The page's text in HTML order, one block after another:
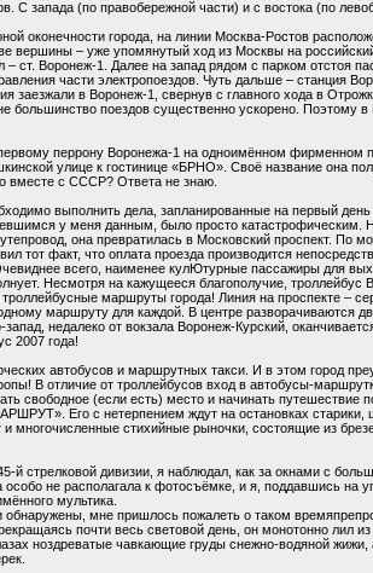
С запада (по правобережной части) и с востока (по
оконечности города, на линии Москва-Ростов
вершины – уже упомянутый ход из Москвы на
– ст. Воронеж-1. Далее на запад рядом с парком отстоя
части электропоездов. Чуть дальше – станция
заезжали в Воронеж-1, свернув с главного хода в
большинство поездов существенно ускорено. Поэтому
перрону Воронежа-1 на одноимённом фирменном
улице к гостинице «БРНО». Своё название она
вместе с СССР? Ответа не знаю.
выполнить дела, запланированные на первый
у меня данным, было просто
она превратилась в Московский проспект.
тот факт, что оплата проезда производится
всего, наименее кулЮтурные пассажиры для
Несмотря на кажущееся благополучие,
маршруты города! Линия на проспекте –
маршруту для каждой. В центре разворачиваются
недалеко от вокзала Воронеж-Курский,
2007 года!
автобусов и маршрутных такси. И в этом город
В отличие от троллейбусов вход в автобусы-
свободное (если есть) место и начинать путешествие
Его с нетерпением ждут на остановках старики,
многочисленные стихийные рыночки, состоящие из
й стрелковой дивизии, я наблюдал, как за окнами с
не располагала к фотосъёмке, и я, поддавшись на
мультика.
обнаружены, мне пришлось пожалеть о таком
почти весь световой день, он монотонно лил
ноздреватые чавкающие груды снежно-водяной